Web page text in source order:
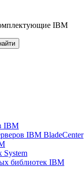
IBM
IBM
IBM BladeCenter
System
библиотек IBM